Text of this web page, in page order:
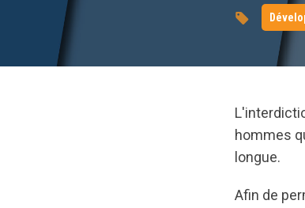
hommes
longue.
Afin de